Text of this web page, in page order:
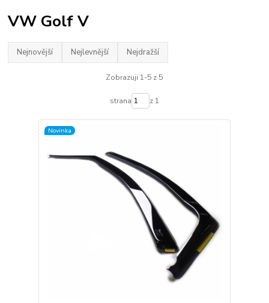
VW Golf V
Nejnovější Nejlevnější Nejdražší
Zobrazuji 1-5 z 5
strana z 1
Novinka